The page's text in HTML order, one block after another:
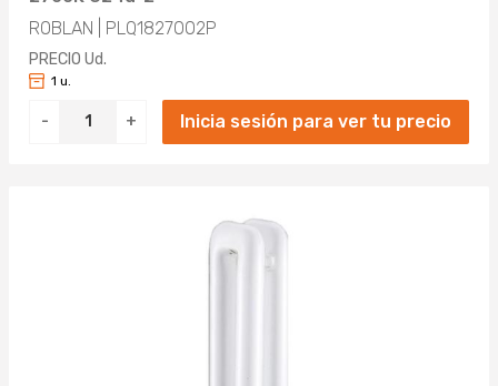
ROBLAN | PLQ1827002P
PRECIO Ud.
- +
1 u.
Inicia sesión para ver tu precio